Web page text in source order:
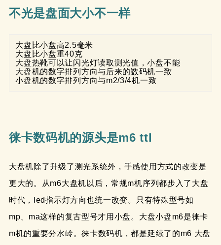
不光是盘面大小不一样
大盘比小盘高2.5毫米
大盘比小盘重40克
大盘热靴可以让闪光灯读取测光值，小盘不能
大盘机的数字排列方向与后来的数码机一致
小盘机的数字排列方向与m2/3/4机一致
徕卡数码机的源头是m6 ttl
大盘机除了升级了测光系统外，手感使用方式的改变是
更大的。从m6大盘机以后，常规m机序列都步入了大盘
时代，led指示灯方向也统一改变。只有特殊型号如
mp、ma这样的复古型号才用小盘。大盘小盘m6是徕卡
m机的重要分水岭。徕卡数码机，都是延续了的m6 大盘